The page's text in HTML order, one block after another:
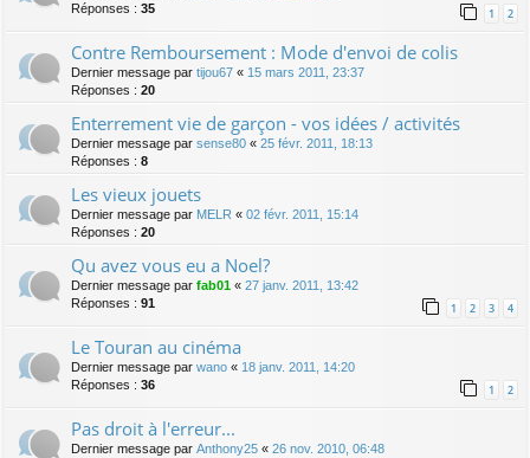
Réponses : 35 1 2
Contre Remboursement : Mode d'envoi de colis
Dernier message par tijou67 « 15 mars 2011, 23:37
Réponses : 20
Enterrement vie de garçon - vos idées / activités
Dernier message par sense80 « 25 févr. 2011, 18:13
Réponses : 8
Les vieux jouets
Dernier message par MELR « 02 févr. 2011, 15:14
Réponses : 20
Qu avez vous eu a Noel?
Dernier message par fab01 « 27 janv. 2011, 13:42
Réponses : 91 1 2 3 4
Le Touran au cinéma
Dernier message par wano « 18 janv. 2011, 14:20
Réponses : 36 1 2
Pas droit à l'erreur...
Dernier message par Anthony25 « 26 nov. 2010, 06:48